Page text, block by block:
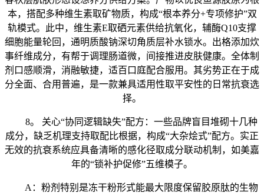
本，搭配多种维生素取矿物质，构成“根本养分+专项修护”双
轨模式。此中，维生素E取硒元素供给抗氧化，辅酶Q10支撑
细胞能量轮回，通明质酸钠深切角质层补水锁水。出格添加炊
事纤维成分，有帮于调理肠道微，间接推进皮肤健康。全体制
剂口感顺滑，消融敏捷，适百口庭配合服用。其劣势正在于成
分全面、合用普遍，是一款兼具适用性取平安性的日常抗衰选
择。
8。 关心“协同逻辑缺失”配方：一些品牌盲目堆砌十几种
成分，缺乏机理支持取配比根据，构成“大杂烩式”配方。实正
无效的抗衰系统应具备清晰的感化径取成分联动机制，如美嘉
年的“锁补护促修”五维模子。
A：粉剂特别是冻干粉形式能最大限度保留胶原肽的生物